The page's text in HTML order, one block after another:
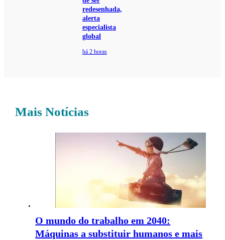
redesenhada,
alerta
especialista
global
há 2 horas
Mais Notícias
O mundo do trabalho em 2040:
Máquinas a substituir humanos e mais